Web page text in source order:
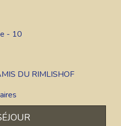
- 10
DU RIMLISHOF